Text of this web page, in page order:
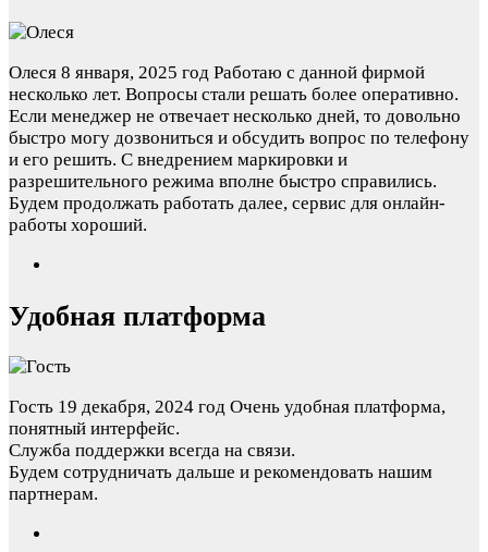
Олеся 8 января, 2025 год Работаю с данной фирмой
несколько лет. Вопросы стали решать более оперативно.
Если менеджер не отвечает несколько дней, то довольно
быстро могу дозвониться и обсудить вопрос по телефону
и его решить. С внедрением маркировки и
разрешительного режима вполне быстро справились.
Будем продолжать работать далее, сервис для онлайн-
работы хороший.
Удобная платформа
Гость 19 декабря, 2024 год Очень удобная платформа,
понятный интерфейс.
Служба поддержки всегда на связи.
Будем сотрудничать дальше и рекомендовать нашим
партнерам.